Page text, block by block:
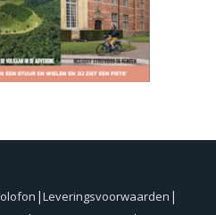
Leveringsvoorwaarden